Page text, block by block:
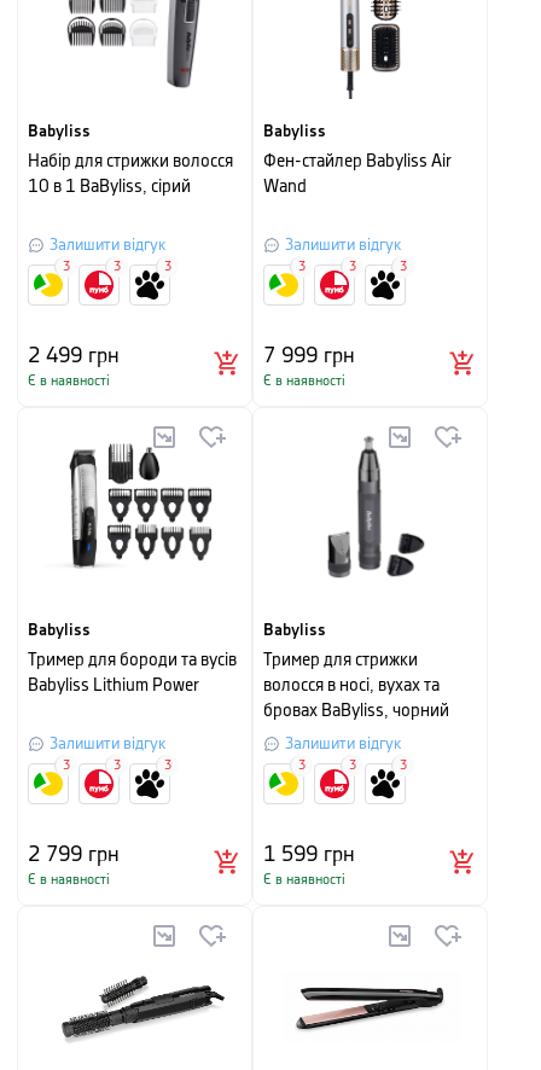
Babyliss
Набір для стрижки волосся
10 в 1 BaByliss, сірий
Залишити відгук
2 499 грн
Є в наявності
3 3 3
Babyliss
Фен-стайлер Babyliss Air
Wand
Залишити відгук
7 999 грн
Є в наявності
3 3 3
Babyliss
Тример для бороди та вусів
Babyliss Lithium Power
Залишити відгук
2 799 грн
Є в наявності
3 3 3
Babyliss
Тример для стрижки
волосся в носі, вухах та
бровах BaByliss, чорний
Залишити відгук
1 599 грн
Є в наявності
3 3 3